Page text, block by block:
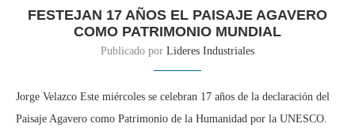
FESTEJAN 17 AÑOS EL PAISAJE AGAVERO
COMO PATRIMONIO MUNDIAL
Publicado por Lideres Industriales
Jorge Velazco Este miércoles se celebran 17 años de la declaración del
Paisaje Agavero como Patrimonio de la Humanidad por la UNESCO.